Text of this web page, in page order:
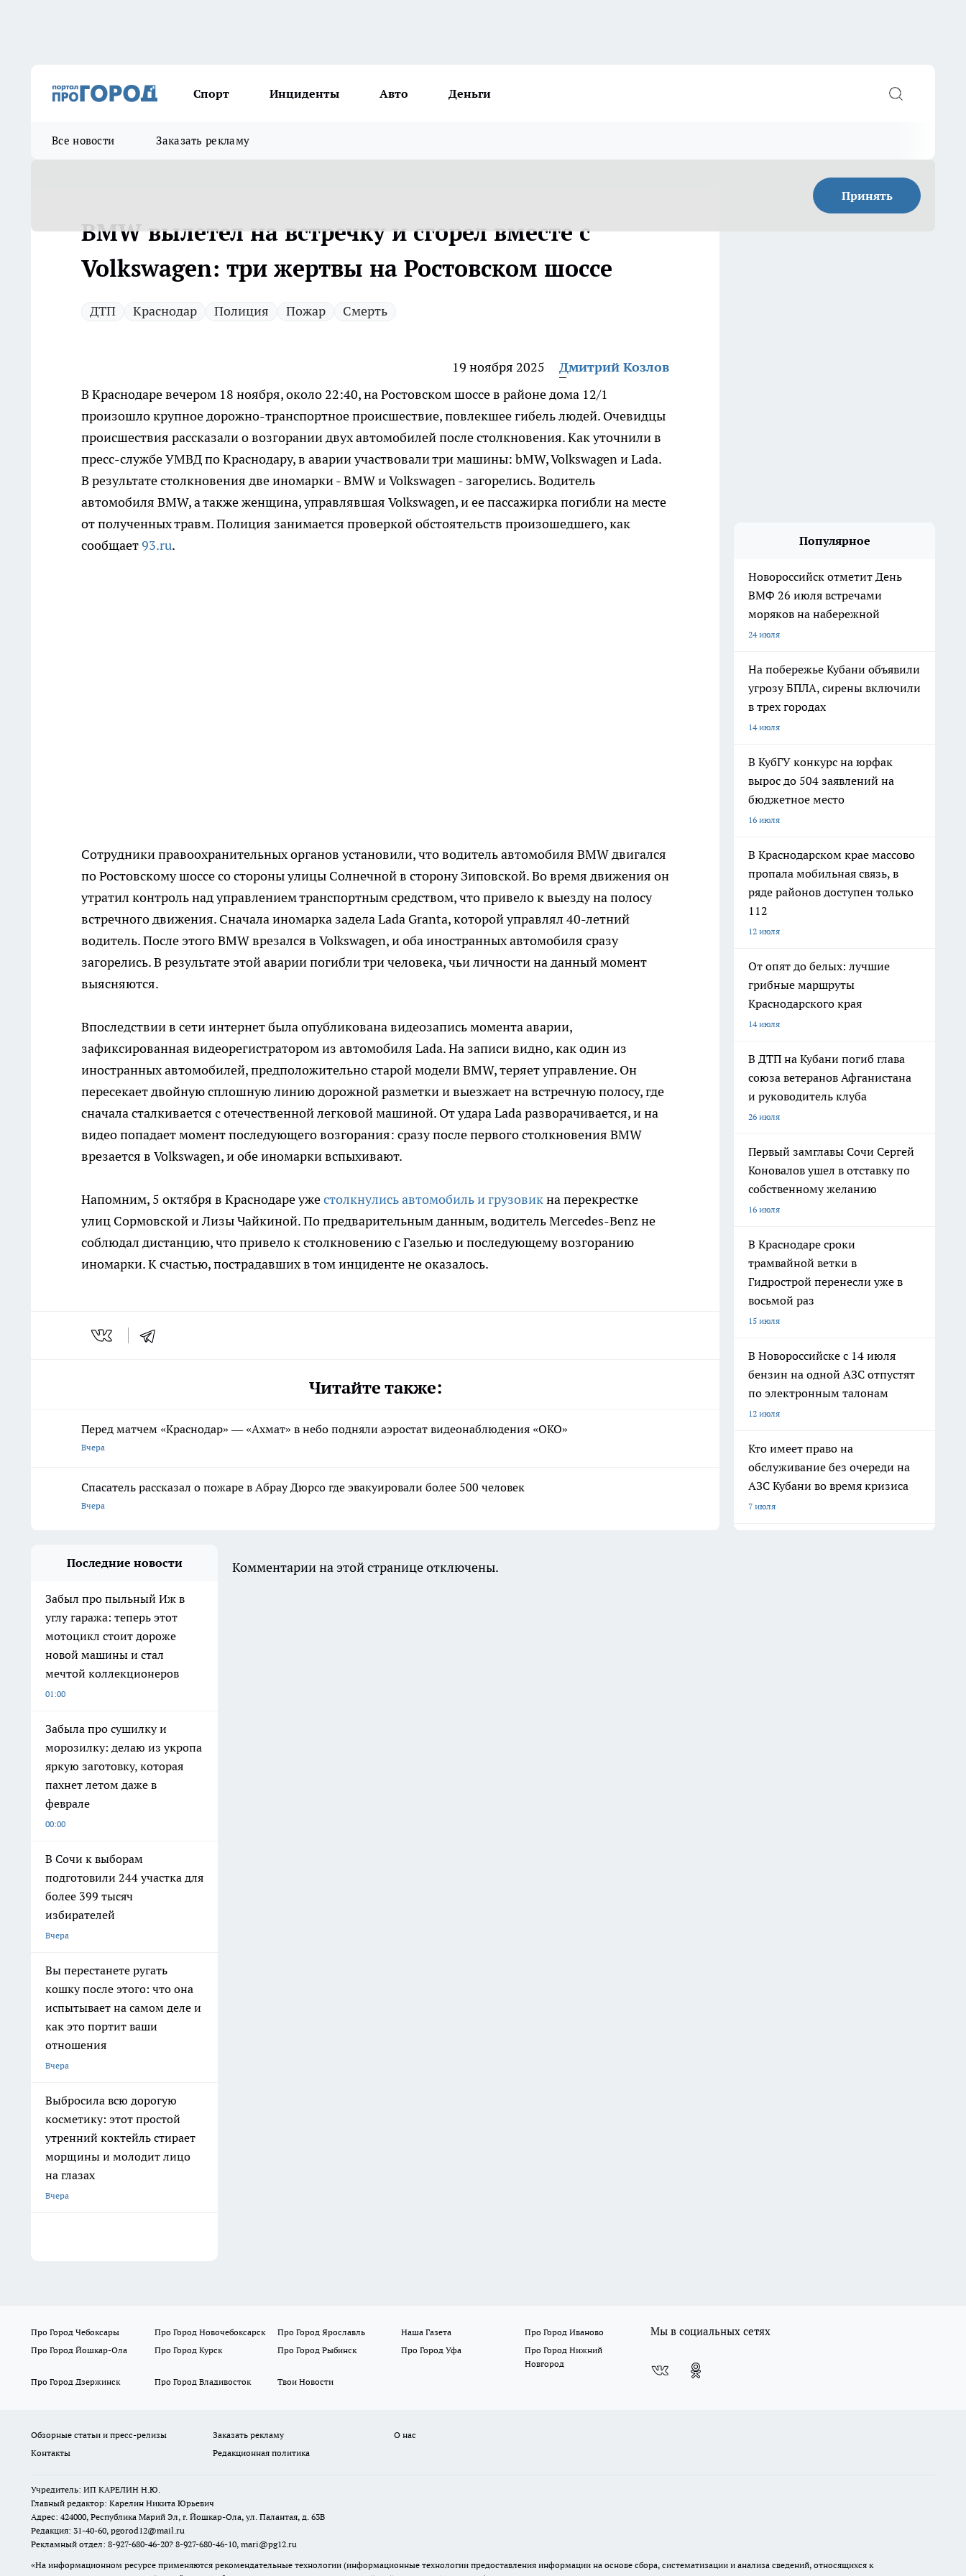
Спорт Инциденты Авто Деньги
Все новости Заказать рекламу
Принять
BMW вылетел на встречку и сгорел вместе с
Volkswagen: три жертвы на Ростовском шоссе
ДТП Краснодар Полиция Пожар Смерть
19 ноября 2025
Дмитрий Козлов
В Краснодаре вечером 18 ноября, около 22:40, на Ростовском шоссе в районе дома 12/1
произошло крупное дорожно-транспортное происшествие, повлекшее гибель людей. Очевидцы
происшествия рассказали о возгорании двух автомобилей после столкновения. Как уточнили в
пресс-службе УМВД по Краснодару, в аварии участвовали три машины: bMW, Volkswagen и Lada.
В результате столкновения две иномарки - BMW и Volkswagen - загорелись. Водитель
автомобиля BMW, а также женщина, управлявшая Volkswagen, и ее пассажирка погибли на месте
от полученных травм. Полиция занимается проверкой обстоятельств произошедшего, как
сообщает93.ru.
Сотрудники правоохранительных органов установили, что водитель автомобиля BMW двигался
по Ростовскому шоссе со стороны улицы Солнечной в сторону Зиповской. Во время движения он
утратил контроль над управлением транспортным средством, что привело к выезду на полосу
встречного движения. Сначала иномарка задела Lada Granta, которой управлял 40-летний
водитель. После этого BMW врезался в Volkswagen, и оба иностранных автомобиля сразу
загорелись. В результате этой аварии погибли три человека, чьи личности на данный момент
выясняются.
Впоследствии в сети интернет была опубликована видеозапись момента аварии,
зафиксированная видеорегистратором из автомобиля Lada. На записи видно, как один из
иностранных автомобилей, предположительно старой модели BMW, теряет управление. Он
пересекает двойную сплошную линию дорожной разметки и выезжает на встречную полосу, где
сначала сталкивается с отечественной легковой машиной. От удара Lada разворачивается, и на
видео попадает момент последующего возгорания: сразу после первого столкновения BMW
врезается в Volkswagen, и обе иномарки вспыхивают.
Напомним, 5 октября в Краснодаре ужестолкнулись автомобиль и грузовикна перекрестке
улиц Сормовской и Лизы Чайкиной. По предварительным данным, водитель Mercedes-Benz не
соблюдал дистанцию, что привело к столкновению с Газелью и последующему возгоранию
иномарки. К счастью, пострадавших в том инциденте не оказалось.
Читайте также:
Перед матчем «Краснодар» — «Ахмат» в небо подняли аэростат видеонаблюдения «ОКО»
Вчера
Спасатель рассказал о пожаре в Абрау Дюрсо где эвакуировали более 500 человек
Вчера
Популярное
Новороссийск отметит День
ВМФ 26 июля встречами
моряков на набережной
24 июля
На побережье Кубани объявили
угрозу БПЛА, сирены включили
в трех городах
14 июля
В КубГУ конкурс на юрфак
вырос до 504 заявлений на
бюджетное место
16 июля
В Краснодарском крае массово
пропала мобильная связь, в
ряде районов доступен только
112
12 июля
От опят до белых: лучшие
грибные маршруты
Краснодарского края
14 июля
В ДТП на Кубани погиб глава
союза ветеранов Афганистана
и руководитель клуба
26 июля
Первый замглавы Сочи Сергей
Коновалов ушел в отставку по
собственному желанию
16 июля
В Краснодаре сроки
трамвайной ветки в
Гидрострой перенесли уже в
восьмой раз
15 июля
В Новороссийске с 14 июля
бензин на одной АЗС отпустят
по электронным талонам
12 июля
Кто имеет право на
обслуживание без очереди на
АЗС Кубани во время кризиса
7 июля
Последние новости
Забыл про пыльный Иж в
углу гаража: теперь этот
мотоцикл стоит дороже
новой машины и стал
мечтой коллекционеров
01:00
Забыла про сушилку и
морозилку: делаю из укропа
яркую заготовку, которая
пахнет летом даже в
феврале
00:00
В Сочи к выборам
подготовили 244 участка для
более 399 тысяч
избирателей
Вчера
Вы перестанете ругать
кошку после этого: что она
испытывает на самом деле и
как это портит ваши
отношения
Вчера
Выбросила всю дорогую
косметику: этот простой
утренний коктейль стирает
морщины и молодит лицо
на глазах
Вчера
Комментарии на этой странице отключены.
Про Город Чебоксары Про Город Новочебоксарск Про Город Ярославль Наша Газета
Про Город Иваново
Про Город Йошкар-Ола
Про Город Курск Про Город Рыбинск Про Город Уфа
Про Город Нижний
Новгород
Про Город Дзержинск
Про Город Владивосток Твои Новости
Мы в социальных сетях
Обзорные статьи и пресс-релизы Заказать рекламу
О нас
Контакты
Редакционная политика
Учредитель: ИП КАРЕЛИН Н.Ю.
Главный редактор: Карелин Никита Юрьевич
Адрес: 424000, Республика Марий Эл, г. Йошкар-Ола, ул. Палантая, д. 63В
Редакция: 31-40-60, pgorod12@mail.ru
Рекламный отдел: 8-927-680-46-20? 8-927-680-46-10, mari@pg12.ru
«На информационном ресурсе применяются рекомендательные технологии (информационные технологии предоставления информации на основе сбора, систематизации и анализа сведений, относящихся к